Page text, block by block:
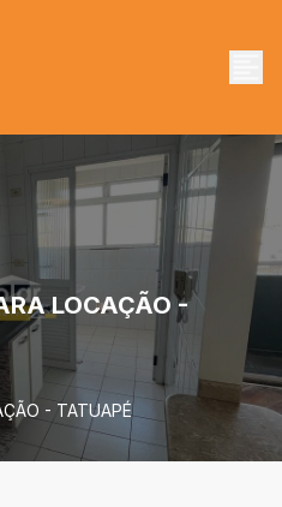
LOCAÇÃO -
- TATUAPÉ